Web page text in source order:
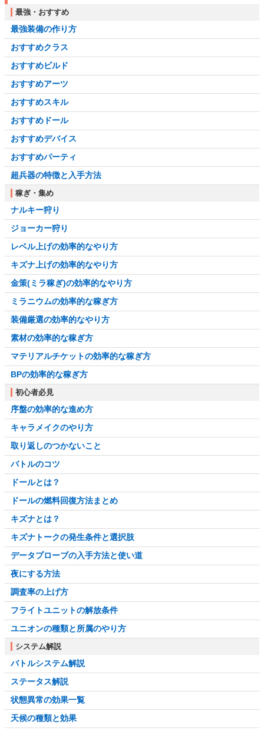
最強・おすすめ
最強装備の作り方
おすすめクラス
おすすめビルド
おすすめアーツ
おすすめスキル
おすすめドール
おすすめデバイス
おすすめパーティ
超兵器の特徴と入手方法
稼ぎ・集め
ナルキー狩り
ジョーカー狩り
レベル上げの効率的なやり方
キズナ上げの効率的なやり方
金策(ミラ稼ぎ)の効率的なやり方
ミラニウムの効率的な稼ぎ方
装備厳選の効率的なやり方
素材の効率的な稼ぎ方
マテリアルチケットの効率的な稼ぎ方
BPの効率的な稼ぎ方
初心者必見
序盤の効率的な進め方
キャラメイクのやり方
取り返しのつかないこと
バトルのコツ
ドールとは？
ドールの燃料回復方法まとめ
キズナとは？
キズナトークの発生条件と選択肢
データプローブの入手方法と使い道
夜にする方法
調査率の上げ方
フライトユニットの解放条件
ユニオンの種類と所属のやり方
システム解説
バトルシステム解説
ステータス解説
状態異常の効果一覧
天候の種類と効果